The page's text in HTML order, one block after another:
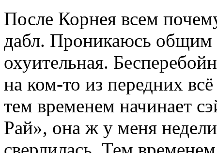
После Корнея всем
дабл. Проникаюсь
охуительная.
на ком-то из передних
тем временем начинает
Рай», она ж у меня